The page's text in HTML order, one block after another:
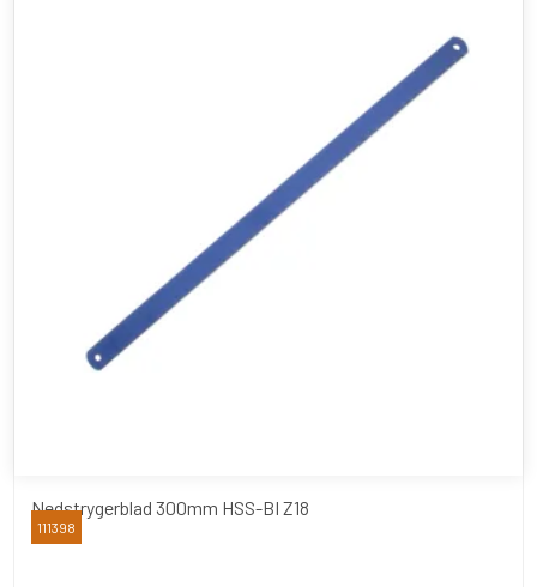
Nedstrygerblad 300mm HSS-BI Z18
Junior
111398